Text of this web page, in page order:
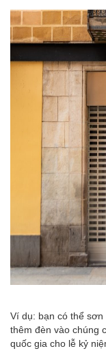
Ví dụ: bạn có thể
thêm đèn vào chúng
quốc gia cho lễ kỷ